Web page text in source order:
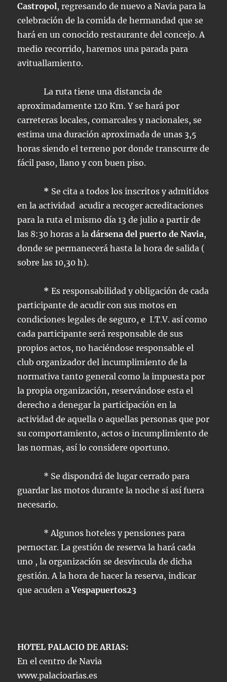
Castropol, regresando de nuevo a Navia para la
celebración de la comida de hermandad que se
hará en un conocido restaurante del concejo. A
medio recorrido, haremos una parada para
avituallamiento.
La ruta tiene una distancia de
aproximadamente 120 Km. Y se hará por
carreteras locales, comarcales y nacionales, se
estima una duración aproximada de unas 3,5
horas siendo el terreno por donde transcurre de
fácil paso, llano y con buen piso.
* Se cita a todos los inscritos y admitidos
en la actividad acudir a recoger acreditaciones
para la ruta el mismo día 13 de julio a partir de
las 8:30 horas a ladársena del puerto de Navia,
donde se permanecerá hasta la hora de salida (
sobre las 10,30 h).
*Es responsabilidad y obligación de cada
participante de acudir con sus motos en
condiciones legales de seguro, e I.T.V. así como
cada participante será responsable de sus
propios actos, no haciéndose responsable el
club organizador del incumplimiento de la
normativa tanto general como la impuesta por
la propia organización, reservándose esta el
derecho a denegar la participación en la
actividad de aquella o aquellas personas que por
su comportamiento, actos o incumplimiento de
las normas, así lo considere oportuno.
* Se dispondrá de lugar cerrado para
guardar las motos durante la noche si así fuera
necesario.
* Algunos hoteles y pensiones para
pernoctar. La gestión de reserva la hará cada
uno , la organización se desvincula de dicha
gestión. A la hora de hacer la reserva, indicar
que acuden aVespapuertos23
HOTEL PALACIO DE ARIAS:
En el centro de Navia
www.palacioarias.es